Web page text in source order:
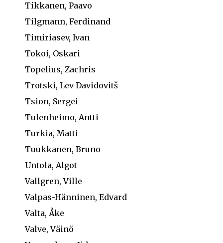
Tikkanen, Paavo
Tilgmann, Ferdinand
Timiriasev, Ivan
Tokoi, Oskari
Topelius, Zachris
Trotski, Lev Davidovitš
Tsion, Sergei
Tulenheimo, Antti
Turkia, Matti
Tuukkanen, Bruno
Untola, Algot
Vallgren, Ville
Valpas-Hänninen, Edvard
Valta, Åke
Valve, Väinö